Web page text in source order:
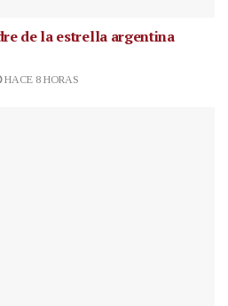
de la estrella argentina
HACE 8 HORAS